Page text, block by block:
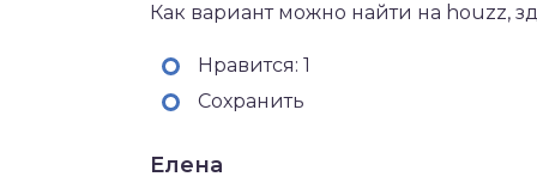
Как вариант можно найти на houzz,
Нравится: 1
Сохранить
Елена